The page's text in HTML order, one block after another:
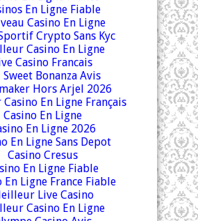
En Ligne Fiable
Casino En Ligne
Crypto Sans Kyc
Casino En Ligne
Casino Francais
Sweet Bonanza Avis
Hors Arjel 2026
En Ligne Français
Casino En Ligne
En Ligne 2026
En Ligne Sans Depot
Casino Cresus
En Ligne Fiable
En Ligne France Fiable
Live Casino
Casino En Ligne